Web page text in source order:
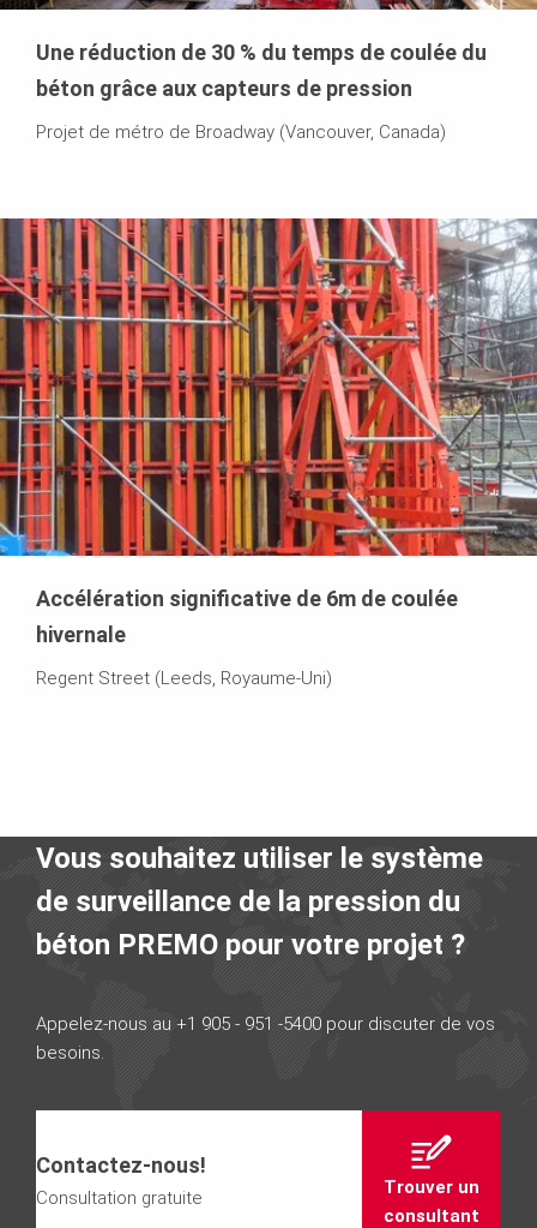
Une réduction de 30 % du temps de coulée du
béton grâce aux capteurs de pression
Projet de métro de Broadway (Vancouver, Canada)
Accélération significative de 6m de coulée
hivernale
Regent Street (Leeds, Royaume-Uni)
Vous souhaitez utiliser le système
de surveillance de la pression du
béton PREMO pour votre projet ?
Appelez-nous au +1 905 - 951 -5400 pour discuter de vos
besoins.
Contactez-nous!
Consultation gratuite
Trouver un
consultant